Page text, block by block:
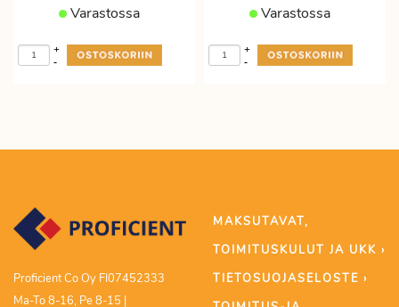
Varastossa
-
+
Varastossa
-
+
Proficient Co Oy FI07452333
Ma-To 8-16, Pe 8-15 |
MAKSUTAVAT,
TOIMITUSKULUT JA UKK ›
TIETOSUOJASELOSTE ›